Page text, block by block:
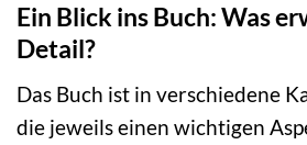
Ein Blick ins Buch: Was
Detail?
Das Buch ist in verschiedene
die jeweils einen wichtigen